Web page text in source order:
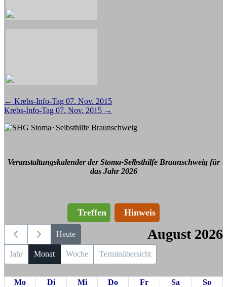
Beitragsnavigation
← Krebs-Info-Tag 07. Nov. 2015
Krebs-Info-Tag 07. Nov. 2015 →
Veranstaltungskalender der Stoma-Selbsthilfe Braunschweig für
das Jahr 2026
Treffen Hinweis
Heute August 2026
Jahr Monat Woche Terminübersicht
Mo Di Mi Do Fr Sa
So